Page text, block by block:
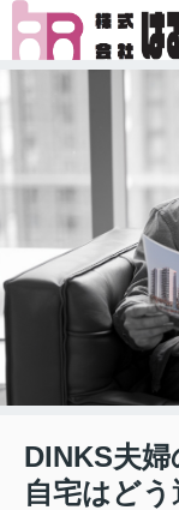
DINKS夫
自宅はど